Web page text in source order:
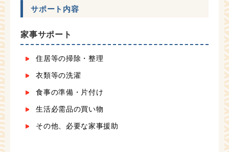
サポート内容
家事サポート
住居等の掃除・整理
衣類等の洗濯
食事の準備・片付け
生活必需品の買い物
その他、必要な家事援助